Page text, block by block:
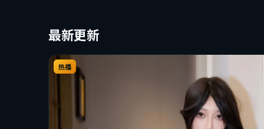
最新更新
热播